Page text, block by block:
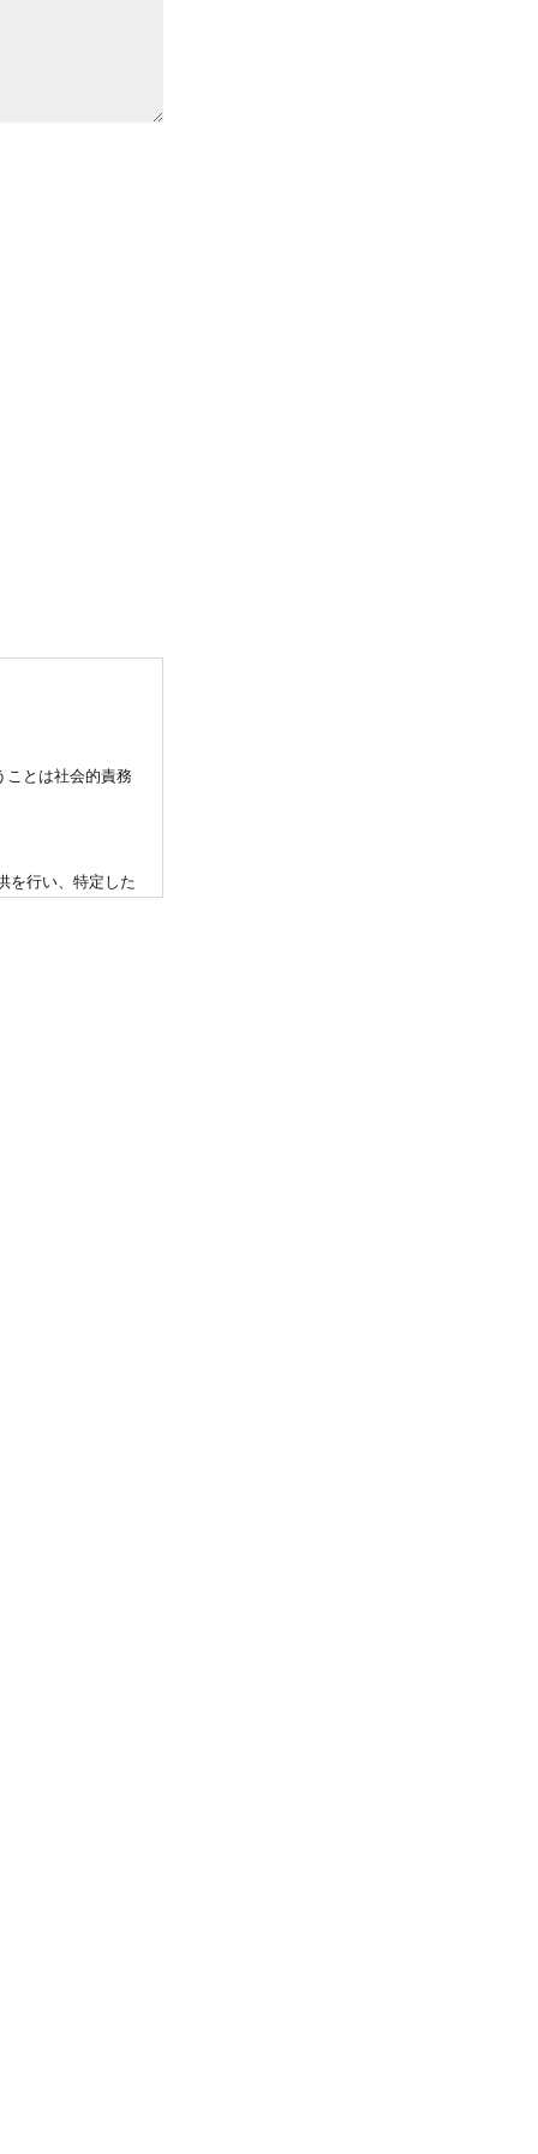
ことは社会的責務
を行い、特定した